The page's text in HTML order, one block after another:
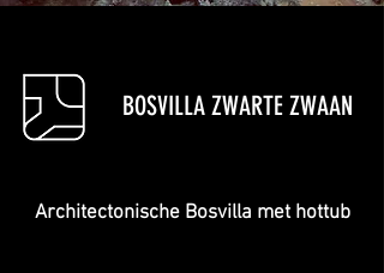
BOSVILLA ZWARTE ZWAAN
Architectonische Bosvilla met hottub